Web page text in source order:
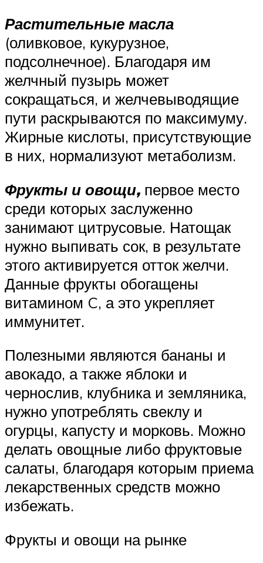
Растительные масла
(оливковое, кукурузное,
подсолнечное). Благодаря им
желчный пузырь может
сокращаться, и желчевыводящие
пути раскрываются по максимуму.
Жирные кислоты, присутствующие
в них, нормализуют метаболизм.
Фрукты и овощи, первое место
среди которых заслуженно
занимают цитрусовые. Натощак
нужно выпивать сок, в результате
этого активируется отток желчи.
Данные фрукты обогащены
витамином C, а это укрепляет
иммунитет.
Полезными являются бананы и
авокадо, а также яблоки и
чернослив, клубника и земляника,
нужно употреблять свеклу и
огурцы, капусту и морковь. Можно
делать овощные либо фруктовые
салаты, благодаря которым приема
лекарственных средств можно
избежать.
Фрукты и овощи на рынке